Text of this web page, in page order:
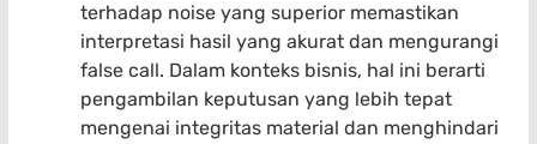
terhadap noise yang superior memastikan
interpretasi hasil yang akurat dan mengurangi
false call. Dalam konteks bisnis, hal ini berarti
pengambilan keputusan yang lebih tepat
mengenai integritas material dan menghindari